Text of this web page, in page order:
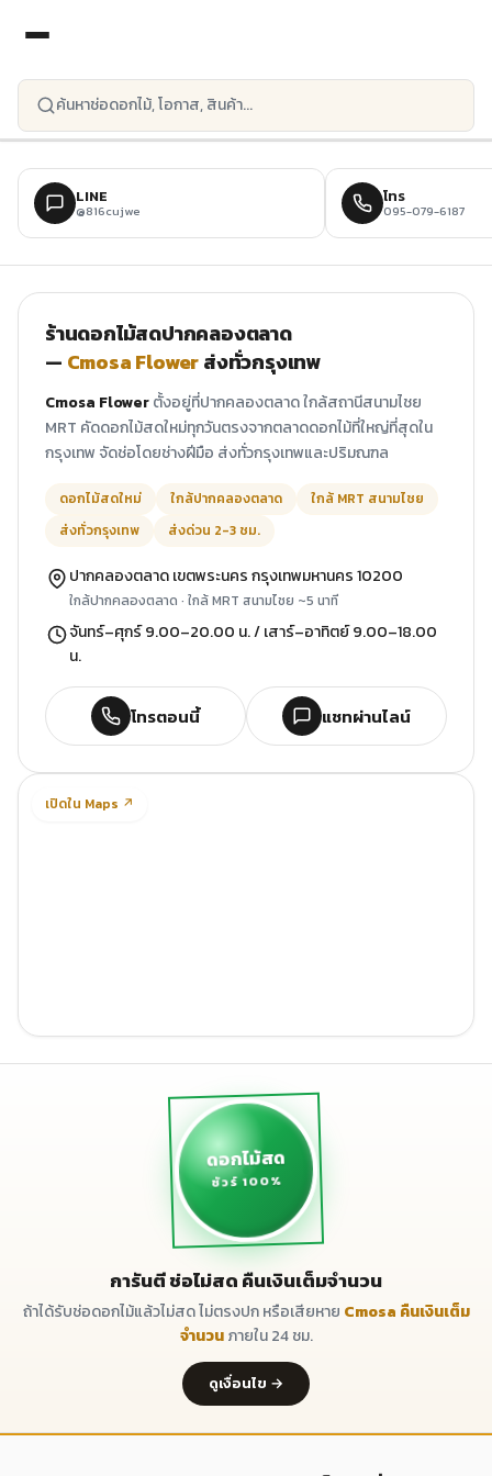
LINE
@816cujwe
โทร
095-079-6187
ร้านดอกไม้สดปากคลองตลาด
— Cmosa Flowerส่งทั่วกรุงเทพ
Cmosa Flowerตั้งอยู่ที่ปากคลองตลาด ใกล้สถานีสนามไชย
MRT คัดดอกไม้สดใหม่ทุกวันตรงจากตลาดดอกไม้ที่ใหญ่ที่สุดใน
กรุงเทพ จัดช่อโดยช่างฝีมือ ส่งทั่วกรุงเทพและปริมณฑล
ดอกไม้สดใหม่ ใกล้ปากคลองตลาด
ใกล้ MRT สนามไชย
ส่งทั่วกรุงเทพ
ส่งด่วน 2-3 ชม.
ปากคลองตลาด เขตพระนคร กรุงเทพมหานคร 10200
ใกล้ปากคลองตลาด · ใกล้ MRT สนามไชย ~5 นาที
จันทร์–ศุกร์ 9.00–20.00 น. / เสาร์–อาทิตย์ 9.00–18.00
น.
โทรตอนนี้ แชทผ่านไลน์
เปิดใน Maps ↗
ดอกไม้สด
ชัวร์ 100%
การันตี ช่อไม่สด คืนเงินเต็มจำนวน
ถ้าได้รับช่อดอกไม้แล้วไม่สด ไม่ตรงปก หรือเสียหาย Cmosa คืนเงินเต็ม
จำนวนภายใน 24 ชม.
ดูเงื่อนไข →